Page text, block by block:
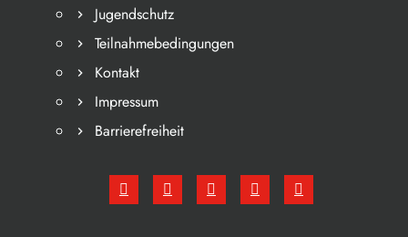
Jugendschutz
Teilnahmebedingungen
Kontakt
Impressum
Barrierefreiheit